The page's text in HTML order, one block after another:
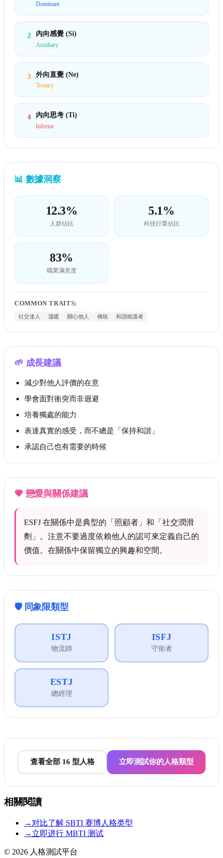
Dominant
2 內向感覺 (Si)
Auxiliary
3 外向直覺 (Ne)
Tertiary
4 內向思考 (Ti)
Inferior
📊 數據洞察
12.3%
人群佔比
5.1%
科技行業佔比
83%
職業滿意度
COMMON TRAITS:
社交達人 溫暖 關心他人 傳統 和諧維護者
🌱 成長建議
減少對他人評價的在意
學會面對衝突而非迴避
培養獨處的能力
表達真實的感受，而不總是「保持和諧」
承認自己也有需要的時候
💗 戀愛與關係建議
ESFJ 在關係中是典型的「照顧者」和「社交潤滑
劑」。注意不要過度依賴他人的認可來定義自己的
價值。在關係中保留獨立的興趣和空間。
🛡️ 同象限類型
ISTJ
物流師
ISFJ
守衛者
ESTJ
總經理
查看全部 16 型人格 立即測試你的人格類型
相關閱讀
→ 对比了解 SBTI 赛博人格类型
→ 立即进行 MBTI 测试
© 2026 人格測試平台